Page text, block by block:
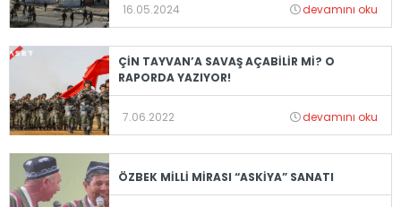
16.05.2024 devamını oku
ÇİN TAYVAN’A SAVAŞ AÇABİLİR Mİ? O
RAPORDA YAZIYOR!
7.06.2022 devamını oku
ÖZBEK MİLLİ MİRASI “ASKİYA” SANATI